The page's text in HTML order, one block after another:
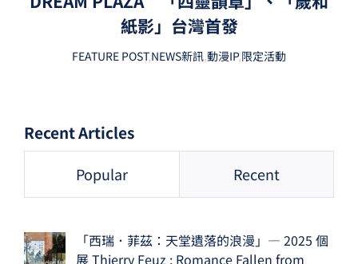
紙影」台灣首發
FEATURE POST,NEWS新訊,動漫IP,限定活動
Recent Articles
Popular Recent
「西瑞．菲茲：天堂遺落的浪漫」— 2025 個
展 Thierry Feuz : Romance Fallen from